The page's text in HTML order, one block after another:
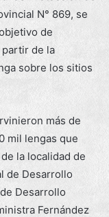
N° 869, se
de
de la
sobre los sitios
más de
mil lengas que
la localidad de
de Desarrollo
Desarrollo
Fernández